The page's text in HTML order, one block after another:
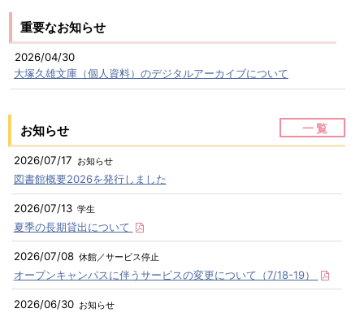
重要なお知らせ
2026/04/30
大塚久雄文庫（個人資料）のデジタルアーカイブについて
一 覧
お知らせ
2026/07/17 お知らせ
図書館概要2026を発行しました
2026/07/13 学生
夏季の長期貸出について
2026/07/08 休館／サービス停止
オープンキャンパスに伴うサービスの変更について（7/18-19）
2026/06/30 お知らせ